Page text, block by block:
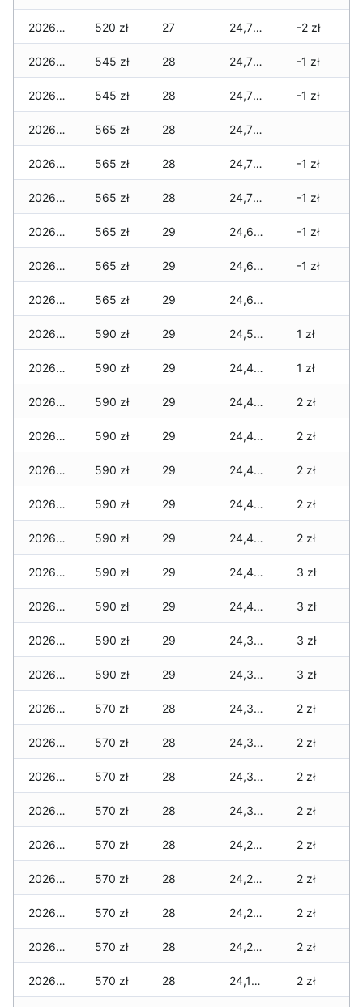
2026-02-13 520 zł 27 24,730 zł -2 zł
2026-02-12 545 zł 28 24,730 zł -1 zł
2026-02-11 545 zł 28 24,730 zł -1 zł
2026-02-10 565 zł 28 24,730 zł
2026-02-09 565 zł 28 24,710 zł -1 zł
2026-02-08 565 zł 28 24,710 zł -1 zł
2026-02-07 565 zł 29 24,680 zł -1 zł
2026-02-06 565 zł 29 24,635 zł -1 zł
2026-02-05 565 zł 29 24,635 zł
2026-02-04 590 zł 29 24,590 zł 1 zł
2026-02-03 590 zł 29 24,485 zł 1 zł
2026-02-02 590 zł 29 24,460 zł 2 zł
2026-02-01 590 zł 29 24,425 zł 2 zł
2026-01-31 590 zł 29 24,425 zł 2 zł
2026-01-30 590 zł 29 24,400 zł 2 zł
2026-01-29 590 zł 29 24,400 zł 2 zł
2026-01-28 590 zł 29 24,400 zł 3 zł
2026-01-27 590 zł 29 24,400 zł 3 zł
2026-01-26 590 zł 29 24,355 zł 3 zł
2026-01-25 590 zł 29 24,355 zł 3 zł
2026-01-24 570 zł 28 24,335 zł 2 zł
2026-01-23 570 zł 28 24,335 zł 2 zł
2026-01-22 570 zł 28 24,310 zł 2 zł
2026-01-21 570 zł 28 24,310 zł 2 zł
2026-01-20 570 zł 28 24,290 zł 2 zł
2026-01-19 570 zł 28 24,270 zł 2 zł
2026-01-18 570 zł 28 24,250 zł 2 zł
2026-01-17 570 zł 28 24,230 zł 2 zł
2026-01-16 570 zł 28 24,185 zł 2 zł